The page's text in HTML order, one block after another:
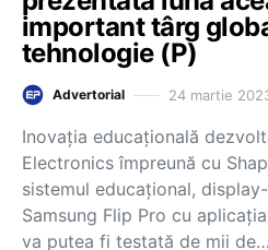
important târg
tehnologie (P)
Advertorial 24 martie
Inovația educațională
Electronics împreună cu
sistemul educațional,
Samsung Flip Pro cu
va putea fi testată de mii de…